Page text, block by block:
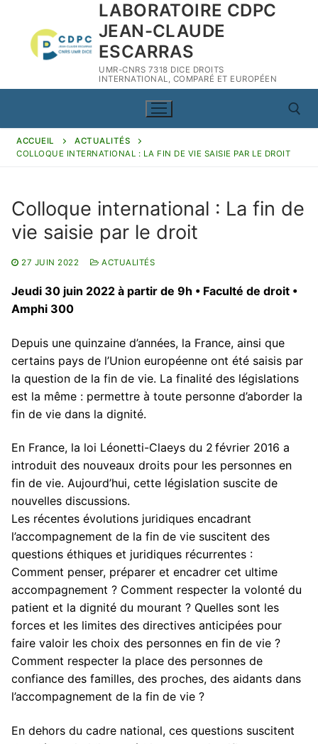
contenu
LABORATOIRE CDPC
JEAN-CLAUDE
ESCARRAS
UMR-CNRS 7318 DICE DROITS
INTERNATIONAL, COMPARÉ ET EUROPÉEN
:
CDPC
Bibliothèque
Revues
Cahiers du CDPC
La Lettre d’Italie
Publications
Thèses / HDR
Thèses en cours
Thèses soutenues
HDR soutenues
Masters
Actualités
ACCUEIL
ACTUALITÉS
COLLOQUE INTERNATIONAL : LA FIN DE VIE SAISIE PAR LE DROIT
Colloque international : La fin de
vie saisie par le droit
27 JUIN 2022 ACTUALITÉS
Jeudi 30 juin 2022 à partir de 9h • Faculté de droit •
Amphi 300
Depuis une quinzaine d’années, la France, ainsi que
certains pays de l’Union européenne ont été saisis par
la question de la fin de vie. La finalité des législations
est la même : permettre à toute personne d’aborder la
fin de vie dans la dignité.
En France, la loi Léonetti-Claeys du 2 février 2016 a
introduit des nouveaux droits pour les personnes en
fin de vie. Aujourd’hui, cette législation suscite de
nouvelles discussions.
Les récentes évolutions juridiques encadrant
l’accompagnement de la fin de vie suscitent des
questions éthiques et juridiques récurrentes :
Comment penser, préparer et encadrer cet ultime
accompagnement ? Comment respecter la volonté du
patient et la dignité du mourant ? Quelles sont les
forces et les limites des directives anticipées pour
faire valoir les choix des personnes en fin de vie ?
Comment respecter la place des personnes de
confiance des familles, des proches, des aidants dans
l’accompagnement de la fin de vie ?
En dehors du cadre national, ces questions suscitent